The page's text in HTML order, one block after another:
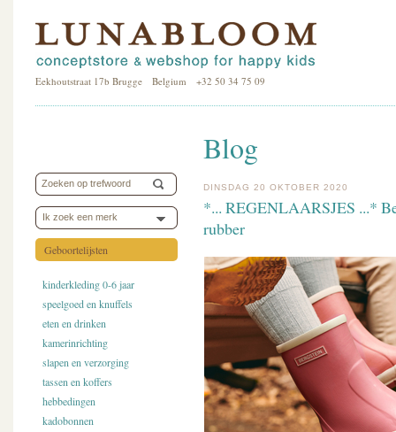
Eekhoutstraat 17b Brugge Belgium +32 50 34 75 09
Ik zoek een merk
Geboortelijsten
kinderkleding 0-6 jaar
speelgoed en knuffels
eten en drinken
kamerinrichting
slapen en verzorging
tassen en koffers
hebbedingen
kadobonnen
Blog
DINSDAG 20 OKTOBER 2020
*... REGENLAARSJES ...*
rubber